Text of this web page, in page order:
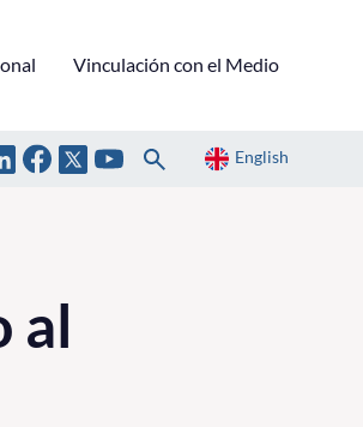
Vinculación con el Medio
English
al